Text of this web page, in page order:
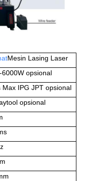
Mesin Lasing Laser
6000W opsional
Max IPG JPT opsional
opsional